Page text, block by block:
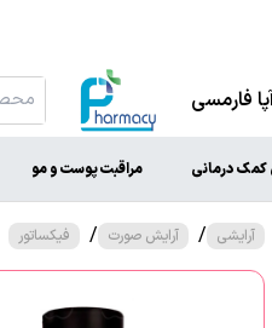
فارمسی
درمانی مراقبت پوست و مو
آرایشی / آرایش صورت / فیکساتور